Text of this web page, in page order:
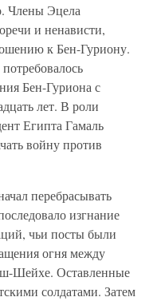
Члены Эцела
и ненависти,
к Бен-Гуриону.
Бен-Гуриона с
лет. В роли
Египта Гамаль
войну против
перебрасывать
изгнание
чьи посты были
огня между
Шейхе. Оставленные
солдатами. Затем